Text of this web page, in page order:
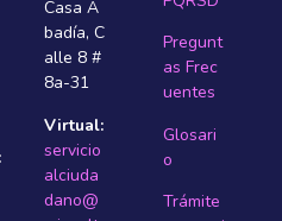
Casa A
badí­a, C
alle 8 #
8a-31
Virtual:
servicio
alciuda
dano@
Pregunt
as Frec
uentes
Glosari
o
Trámite